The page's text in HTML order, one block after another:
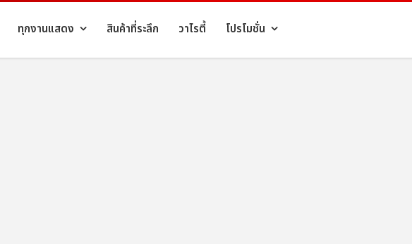
ทุกงานแสดง สินค้าที่ระลึก วาไรตี้ โปรโมชั่น